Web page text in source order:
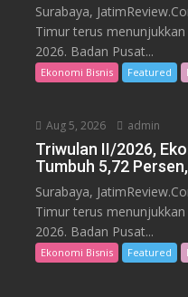
Surabaya,
Timur terus
2026. Badan Pusat...
Ekonomi Bisnis Featured
Aug 5, 2026 admin
Triwulan II/2026,
Tumbuh 5,72
Surabaya,
Timur terus
2026. Badan Pusat...
Ekonomi Bisnis Featured